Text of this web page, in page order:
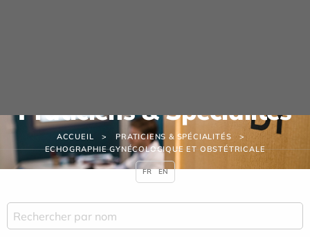
Praticiens & Spécialités
ACCUEIL
PRATICIENS & SPÉCIALITÉS
ECHOGRAPHIE GYNÉCOLOGIQUE ET OBSTÉTRICALE
FR EN